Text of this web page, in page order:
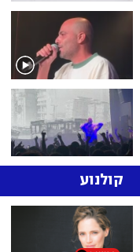
קולנוע